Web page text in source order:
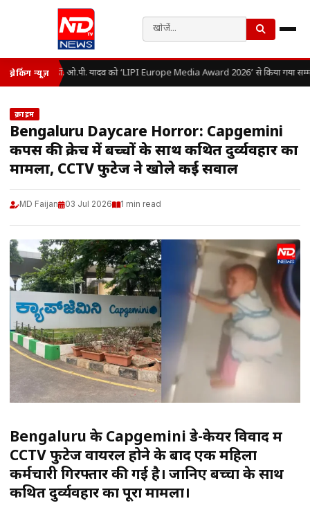
ब्रेकिंग न्यूज़ डॉ. ओ.पी. यादव को ‘LIPI Europe Media Award 2026’ से किया गया
क्राइम
Bengaluru Daycare Horror: Capgemini
कैंपस की क्रेच में बच्चों के साथ कथित दुर्व्यवहार का
मामला, CCTV फुटेज ने खोले कई सवाल
MD Faijan 03 Jul 2026 1 min read
Bengaluru के Capgemini डे-केयर विवाद में
CCTV फुटेज वायरल होने के बाद एक महिला
कर्मचारी गिरफ्तार की गई है। जानिए बच्चों के साथ
कथित दुर्व्यवहार का पूरा मामला।